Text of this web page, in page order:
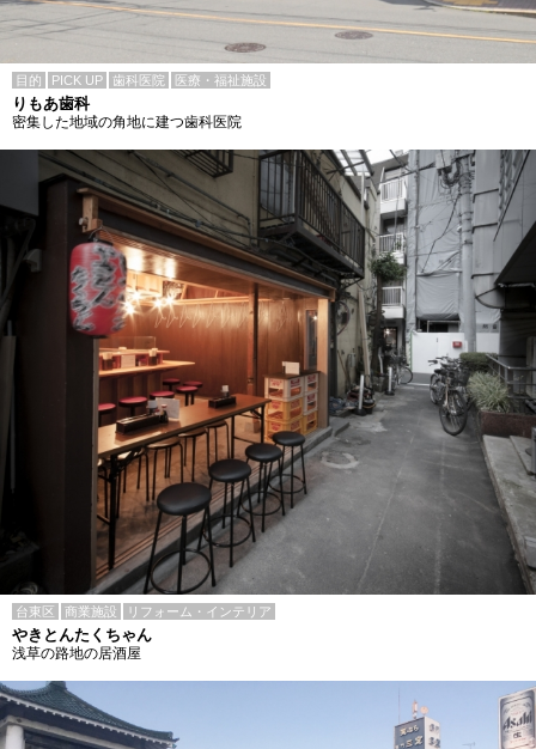
目的 PICK UP 歯科医院 医療・福祉施設
りもあ歯科
密集した地域の角地に建つ歯科医院
台東区 商業施設 リフォーム・インテリア
やきとんたくちゃん
浅草の路地の居酒屋